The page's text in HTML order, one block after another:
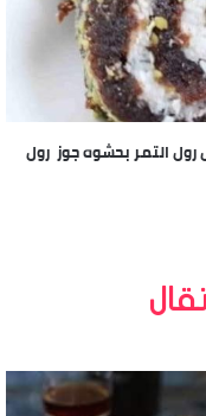
التمر بحشوه جوز رول